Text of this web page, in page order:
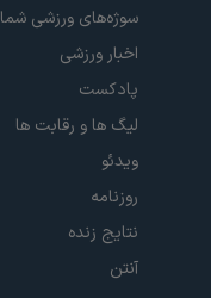
سوژه‌های ورزشی شما
اخبار ورزشی
پادکست
لیگ ها و رقابت ها
ویدئو
روزنامه
نتایج زنده
آنتن